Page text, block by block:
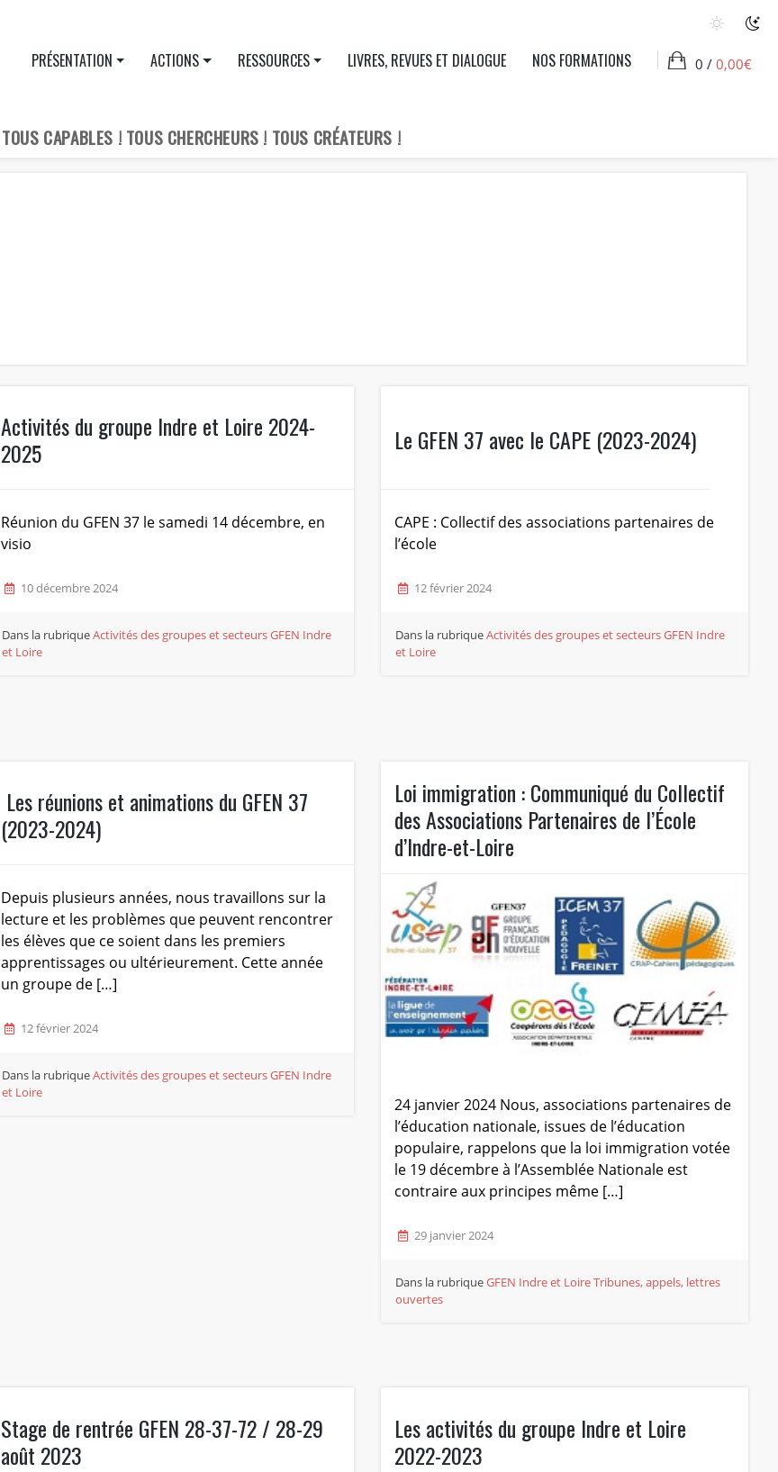
TOUS CAPABLES ! TOUS CHERCHEURS ! TOUS CRÉATEURS !
PRÉSENTATION ACTIONS RESSOURCES LIVRES, REVUES ET DIALOGUE NOS FORMATIONS 0 / 0,00€
Activités du groupe Indre et Loire 2024-
2025
Réunion du GFEN 37 le samedi 14 décembre, en
visio
10 décembre 2024
Dans la rubriqueActivités des groupes et secteursGFEN Indre
et Loire
Le GFEN 37 avec le CAPE (2023-2024)
CAPE : Collectif des associations partenaires de
l’école
12 février 2024
Dans la rubriqueActivités des groupes et secteursGFEN Indre
et Loire
Les réunions et animations du GFEN 37
(2023-2024)
Depuis plusieurs années, nous travaillons sur la
lecture et les problèmes que peuvent rencontrer
les élèves que ce soient dans les premiers
apprentissages ou ultérieurement. Cette année
un groupe de […]
12 février 2024
Dans la rubriqueActivités des groupes et secteursGFEN Indre
et Loire
Loi immigration : Communiqué du Collectif
des Associations Partenaires de l’École
d’Indre-et-Loire
24 janvier 2024 Nous, associations partenaires de
l’éducation nationale, issues de l’éducation
populaire, rappelons que la loi immigration votée
le 19 décembre à l’Assemblée Nationale est
contraire aux principes même […]
29 janvier 2024
Dans la rubriqueGFEN Indre et LoireTribunes, appels, lettres
ouvertes
Stage de rentrée GFEN 28-37-72 / 28-29
août 2023
Les activités du groupe Indre et Loire
2022-2023